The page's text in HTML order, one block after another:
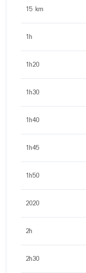
15 km
1h
1h20
1h30
1h40
1h45
1h50
2020
2h
2h30